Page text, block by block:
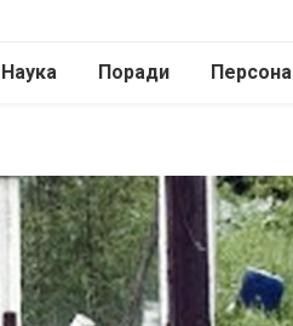
Наука
Психологія
Технології
Поради
Здоров’я
Сад-Город
Персона